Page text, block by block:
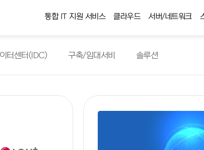
통합 IT 지원 서비스 클라우드 서버/네트워크
터센터(IDC) 구축/임대서비 솔루션